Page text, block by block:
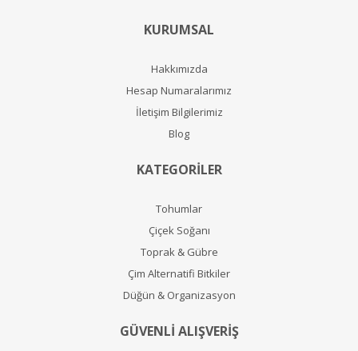
KURUMSAL
Hakkımızda
Hesap Numaralarımız
İletişim Bilgilerimiz
Blog
KATEGORİLER
Tohumlar
Çiçek Soğanı
Toprak & Gübre
Çim Alternatifi Bitkiler
Düğün & Organizasyon
GÜVENLİ ALIŞVERİŞ